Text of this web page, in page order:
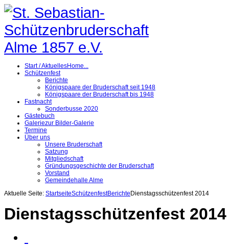
Start / AktuellesHome...
Schützenfest
Berichte
Königspaare der Bruderschaft seit 1948
Königspaare der Bruderschaft bis 1948
Fastnacht
Sonderbusse 2020
Gästebuch
Galeriezur Bilder-Galerie
Termine
Über uns
Unsere Bruderschaft
Satzung
Mitgliedschaft
Gründungsgeschichte der Bruderschaft
Vorstand
Gemeindehalle Alme
Aktuelle Seite: StartseiteSchützenfestBerichte Dienstagsschützenfest 2014
Dienstagsschützenfest 2014